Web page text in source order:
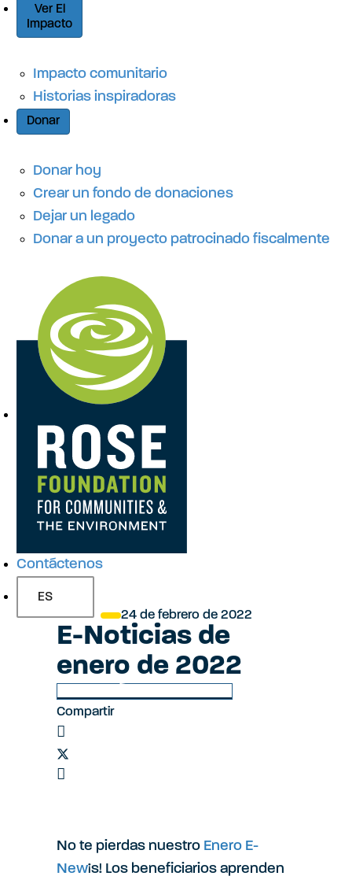
Ver El
Impacto
Impacto comunitario
Historias inspiradoras
Donar
Donar hoy
Crear un fondo de donaciones
Dejar un legado
Donar a un proyecto patrocinado fiscalmente
a
v
a
c
Contáctenos
ES
24 de febrero de 2022
E-Noticias de
enero de 2022
Volver a Últimas noticias
Compartir
No te pierdas nuestro Enero E-
New¡s! Los beneficiarios aprenden